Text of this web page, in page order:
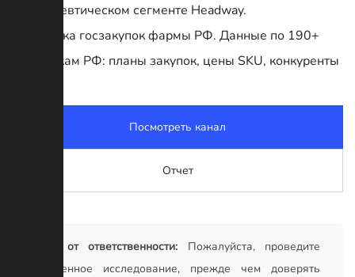
фармацевтическом сегменте Headway.
Аналитика госзакупок фармы РФ. Данные по 190+
площадкам РФ: планы закупок, цены SKU, конкуренты
Посмотреть канал
Отчет
Отказ от ответственности: Пожалуйста, проведите
собственное исследование, прежде чем доверять